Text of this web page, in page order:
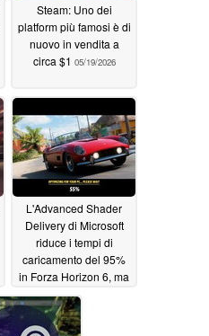
Steam: Uno dei
platform più famosi è di
nuovo in vendita a
circa $1 05/19/2026
L'Advanced Shader
Delivery di Microsoft
riduce i tempi di
caricamento del 95%
in Forza Horizon 6, ma
blocca la funzione
dietro l'ecosistema
delle app di Xbox